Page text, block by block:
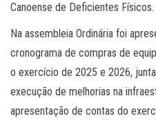
Canoense de Deficientes Físicos.
Na assembleia Ordinária foi
cronograma de compras de
o exercício de 2025 e 2026,
execução de melhorias na
apresentação de contas do